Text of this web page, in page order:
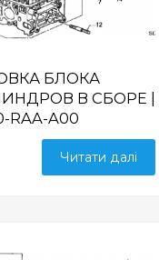
БЛОКА
В СБОРЕ |
RAA-A00
Читати далі